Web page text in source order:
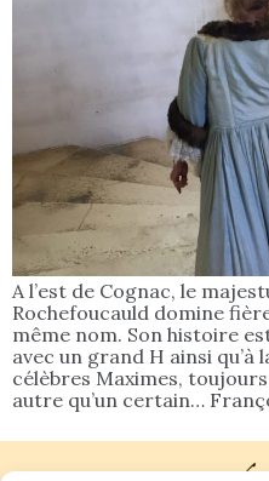
A l’est de Cognac, le
Rochefoucauld domine
même nom. Son histoire
avec un grand H ainsi
célèbres Maximes,
autre qu’un certain…